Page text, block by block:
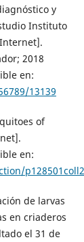
y
Instituto
2018
en:
13139
of
en:
de larvas
en criaderos
el 31 de